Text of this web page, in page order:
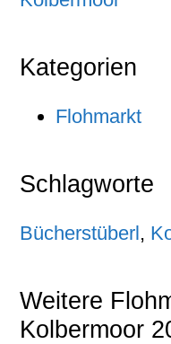
Kategorien
Flohmarkt
Schlagworte
Bücherstüberl,
Weitere
Kolbermoor